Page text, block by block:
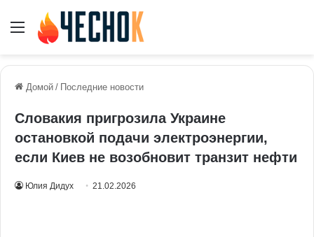
Меню
Домой / Последние новости
Словакия пригрозила Украине
остановкой подачи электроэнергии,
если Киев не возобновит транзит нефти
Юлия Дидух 21.02.2026